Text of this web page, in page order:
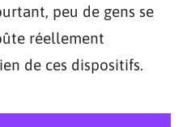
peu de gens se
réellement
de ces dispositifs.